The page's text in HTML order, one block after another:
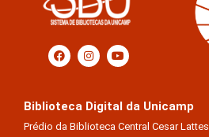
Biblioteca Digital da Unicamp
Prédio da Biblioteca Central Cesar Lattes